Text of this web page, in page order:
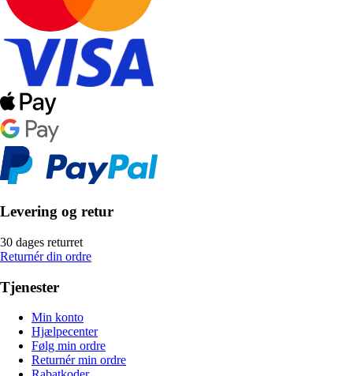
Levering og retur
30 dages returret
Returnér din ordre
Tjenester
Min konto
Hjælpecenter
Følg min ordre
Returnér min ordre